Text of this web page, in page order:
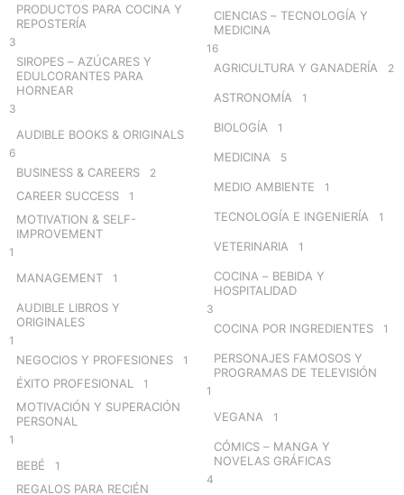
PRODUCTOS PARA COCINA Y
REPOSTERÍA
3
SIROPES – AZÚCARES Y
EDULCORANTES PARA
HORNEAR
3
AUDIBLE BOOKS & ORIGINALS
6
BUSINESS & CAREERS 2
CAREER SUCCESS 1
MOTIVATION & SELF-
IMPROVEMENT
1
MANAGEMENT 1
AUDIBLE LIBROS Y
ORIGINALES
1
NEGOCIOS Y PROFESIONES 1
ÉXITO PROFESIONAL 1
MOTIVACIÓN Y SUPERACIÓN
PERSONAL
1
BEBÉ 1
REGALOS PARA RECIÉN
CIENCIAS – TECNOLOGÍA Y
MEDICINA
16
AGRICULTURA Y GANADERÍA 2
ASTRONOMÍA 1
BIOLOGÍA 1
MEDICINA 5
MEDIO AMBIENTE 1
TECNOLOGÍA E INGENIERÍA 1
VETERINARIA 1
COCINA – BEBIDA Y
HOSPITALIDAD
3
COCINA POR INGREDIENTES 1
PERSONAJES FAMOSOS Y
PROGRAMAS DE TELEVISIÓN
1
VEGANA 1
CÓMICS – MANGA Y
NOVELAS GRÁFICAS
4